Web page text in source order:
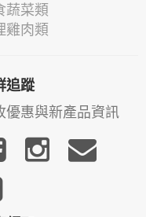
蔬菜類
雞肉類
追蹤
優惠與新產品資訊